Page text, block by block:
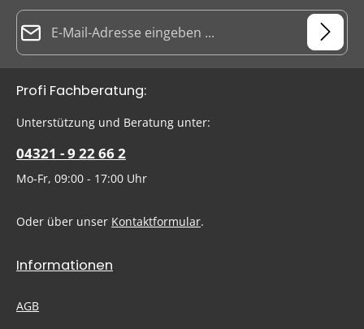
E-Mail-Adresse*
Datenschutz
Ich habe dieDatenschutzbestimmungen
einverstanden.
Um weiterzugehen, geben Sie die oben abgebildeten Zeichen
ein*
Die mit einem Stern (*) markierten Felder sind Pflichtfelder.
Profi Fachberatung:
Unterstützung und Beratung unter:
04321 - 9 22 66 2
Mo-Fr, 09:00 - 17:00 Uhr
Oder über unser Kontaktformular.
Informationen
AGB